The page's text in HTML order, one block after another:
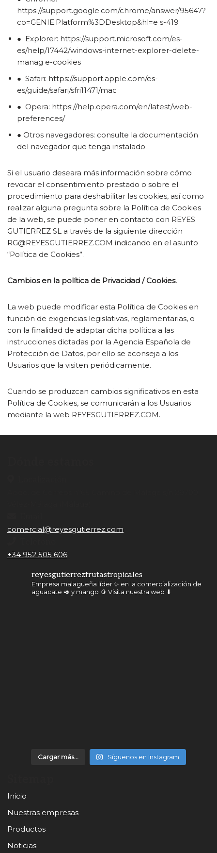
https://support.google.com/chrome/answer/95647?
co=GENIE.Platform%3DDesktop&hl=e s-419
● Explorer: https://support.microsoft.com/es-
es/help/17442/windows-internet-explorer-delete-
manag e-cookies
● Safari: https://support.apple.com/es-
es/guide/safari/sfri11471/mac
● Opera: https://help.opera.com/en/latest/web-
preferences/
● Otros navegadores: consulte la documentación
del navegador que tenga instalado.
Si el usuario deseara más información sobre cómo
revocar el consentimiento prestado o sobre el
procedimiento para deshabilitar las cookies, así como
realizar alguna pregunta sobre la Política de Cookies
de la web, se puede poner en contacto con REYES
GUTIERREZ SL a través de la siguiente dirección
RG@REYESGUTIERREZ.COM indicando en el asunto
“Política de Cookies”.
Cambios en la política de Privacidad / Cookies.
La web puede modificar esta Política de Cookies en
función de exigencias legislativas, reglamentarias, o
con la finalidad de adaptar dicha política a las
instrucciones dictadas por la Agencia Española de
Protección de Datos, por ello se aconseja a los
Usuarios que la visiten periódicamente.
Cuando se produzcan cambios significativos en esta
Política de Cookies, se comunicarán a los Usuarios
mediante la web REYESGUTIERREZ.COM.
comercial@reyesgutierrez.com
+34 952 505 606
reyesgutierrezfrutastropicales
Empresa malagueña líder ✨ en la comercialización de
aguacate 🥑 y mango 🥭 Visita nuestra web ⬇
Cargar más... Síguenos en Instagram
Inicio
Nuestras empresas
Productos
Noticias